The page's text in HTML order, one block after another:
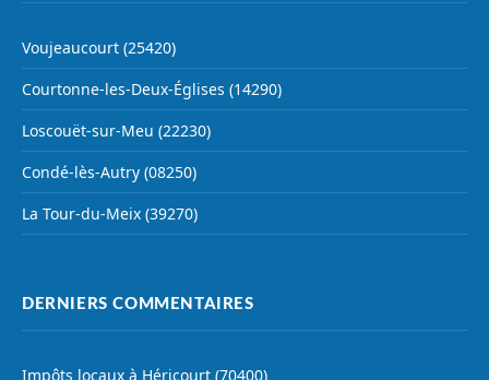
Voujeaucourt (25420)
Courtonne-les-Deux-Églises (14290)
Loscouët-sur-Meu (22230)
Condé-lès-Autry (08250)
La Tour-du-Meix (39270)
DERNIERS COMMENTAIRES
Impôts locaux à Héricourt (70400)